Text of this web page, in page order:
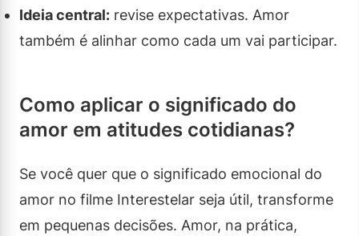
Ideia central: revise expectativas. Amor
também é alinhar como cada um vai participar.
Como aplicar o significado do
amor em atitudes cotidianas?
Se você quer que o significado emocional do
amor no filme Interestelar seja útil, transforme
em pequenas decisões. Amor, na prática,